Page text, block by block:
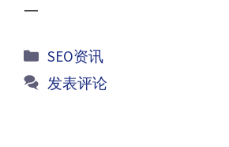
一
分
类
SEO资讯
发表评论